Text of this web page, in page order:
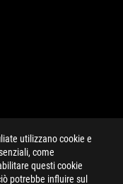
utilizzano cookie e
come
questi cookie
potrebbe influire sul